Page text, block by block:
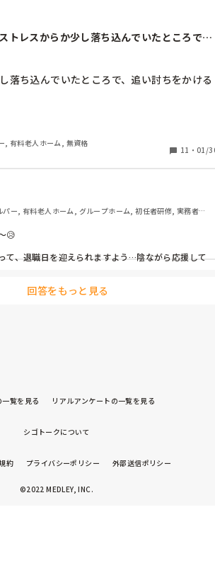
トレスからか少し落ち込んでいたところで、
落ち込んでいたところで、追い討ちをかける
注意され、もう心が折れました。
, 有料老人ホーム, 無資格
11 ・ 01/
パー, 有料老人ホーム, グループホーム, 初任者研修, 実務者研
😥
て、退職日を迎えられますよう…陰ながら応援して
だと、免疫力がかなり下がるそうですからね💦
回答をもっと見る
覧を見る リアルアンケートの一覧を見る
シゴトークについて
約 プライバシーポリシー 外部送信ポリシー
©2022 MEDLEY, INC.